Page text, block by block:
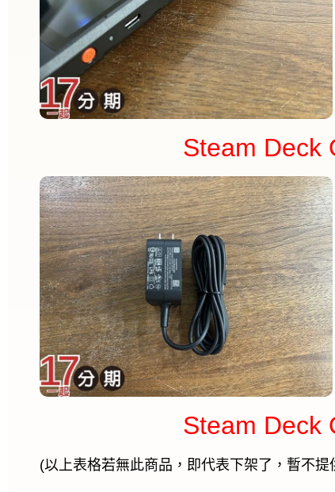
Steam Deck
Steam Deck
(以上表格若無此商品，即代表下架了，暫不提